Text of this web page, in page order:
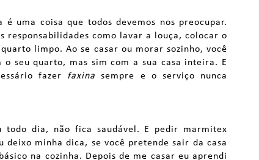
uma coisa que todos devemos nos preocupar.
responsabilidades como lavar a louça, colocar o
limpo. Ao se casar ou morar sozinho, você
seu quarto, mas sim com a sua casa inteira. E
fazer faxina sempre e o serviço nunca
todo dia, não fica saudável. E pedir marmitex
deixo minha dica, se você pretende sair da casa
na cozinha. Depois de me casar eu aprendi